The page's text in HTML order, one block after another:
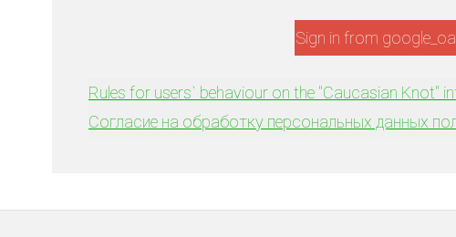
Sign in from
Rules for users` behaviour on the "Caucasian Knot"
Согласие на обработку персональных данных